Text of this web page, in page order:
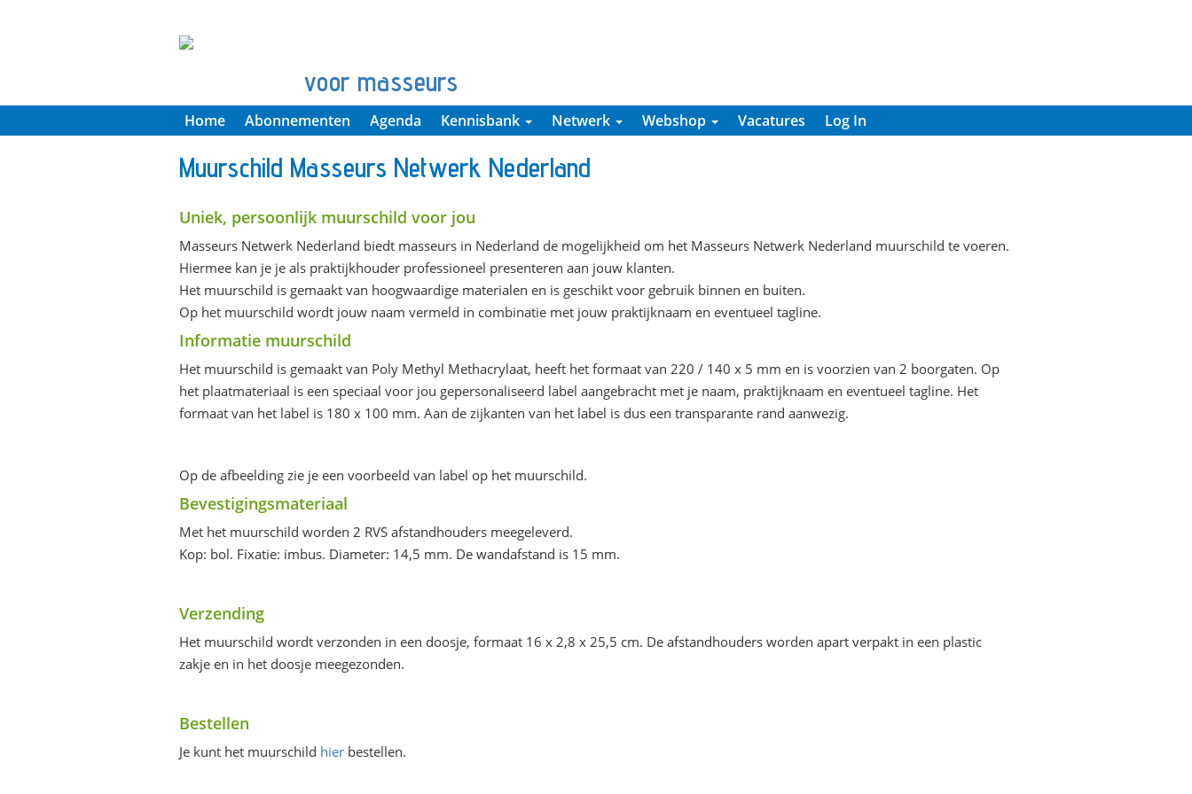
voor masseurs
Home Abonnementen Agenda Kennisbank Netwerk Webshop Vacatures Log In
Muurschild Masseurs Netwerk Nederland
Uniek, persoonlijk muurschild voor jou
Masseurs Netwerk Nederland biedt masseurs in Nederland de mogelijkheid om het Masseurs Netwerk Nederland muurschild te voeren.
Hiermee kan je je als praktijkhouder professioneel presenteren aan jouw klanten.
Het muurschild is gemaakt van hoogwaardige materialen en is geschikt voor gebruik binnen en buiten.
Op het muurschild wordt jouw naam vermeld in combinatie met jouw praktijknaam en eventueel tagline.
Informatie muurschild
Het muurschild is gemaakt van Poly Methyl Methacrylaat, heeft het formaat van 220 / 140 x 5 mm en is voorzien van 2 boorgaten. Op
het plaatmateriaal is een speciaal voor jou gepersonaliseerd label aangebracht met je naam, praktijknaam en eventueel tagline. Het
formaat van het label is 180 x 100 mm. Aan de zijkanten van het label is dus een transparante rand aanwezig.
Op de afbeelding zie je een voorbeeld van label op het muurschild.
Bevestigingsmateriaal
Met het muurschild worden 2 RVS afstandhouders meegeleverd.
Kop: bol. Fixatie: imbus. Diameter: 14,5 mm. De wandafstand is 15 mm.
Verzending
Het muurschild wordt verzonden in een doosje, formaat 16 x 2,8 x 25,5 cm. De afstandhouders worden apart verpakt in een plastic
zakje en in het doosje meegezonden.
Bestellen
Je kunt het muurschild hier bestellen.